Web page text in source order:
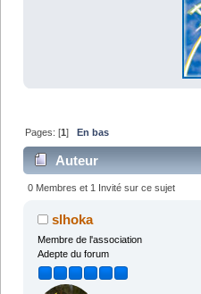
Pages: [1] En bas
Auteur
0 Membres et 1 Invité sur ce sujet
slhoka
Membre de l'association
Adepte du forum